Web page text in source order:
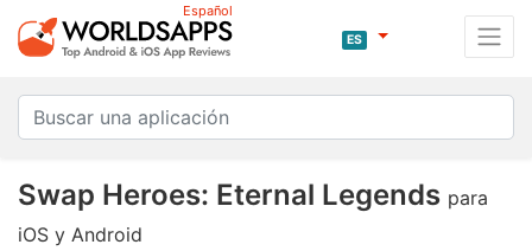
Español
ES
Swap Heroes: Eternal Legends para
iOS y Android